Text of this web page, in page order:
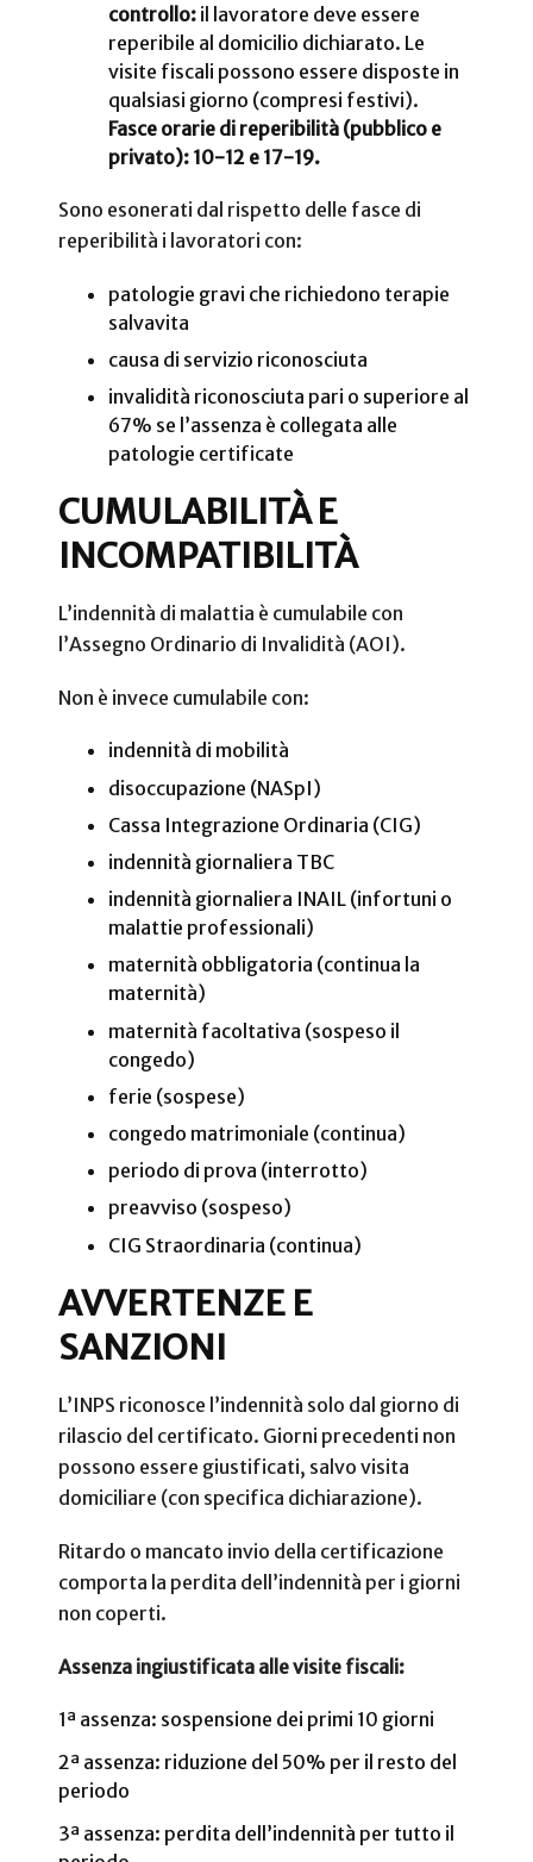
controllo:il lavoratore deve essere
reperibile al domicilio dichiarato. Le
visite fiscali possono essere disposte in
qualsiasi giorno (compresi festivi).
Fasce orarie di reperibilità (pubblico e
privato): 10-12 e 17-19.
Sono esonerati dal rispetto delle fasce di
reperibilità i lavoratori con:
patologie gravi che richiedono terapie
salvavita
causa di servizio riconosciuta
invalidità riconosciuta pari o superiore al
67% se l’assenza è collegata alle
patologie certificate
CUMULABILITÀ E
INCOMPATIBILITÀ
L’indennità di malattia è cumulabile con
l’Assegno Ordinario di Invalidità (AOI).
Non è invece cumulabile con:
indennità di mobilità
disoccupazione (NASpI)
Cassa Integrazione Ordinaria (CIG)
indennità giornaliera TBC
indennità giornaliera INAIL (infortuni o
malattie professionali)
maternità obbligatoria (continua la
maternità)
maternità facoltativa (sospeso il
congedo)
ferie (sospese)
congedo matrimoniale (continua)
periodo di prova (interrotto)
preavviso (sospeso)
CIG Straordinaria (continua)
AVVERTENZE E
SANZIONI
L’INPS riconosce l’indennità solo dal giorno di
rilascio del certificato. Giorni precedenti non
possono essere giustificati, salvo visita
domiciliare (con specifica dichiarazione).
Ritardo o mancato invio della certificazione
comporta la perdita dell’indennità per i giorni
non coperti.
Assenza ingiustificata alle visite fiscali:
1ª assenza: sospensione dei primi 10 giorni
2ª assenza: riduzione del 50% per il resto del
periodo
3ª assenza: perdita dell’indennità per tutto il